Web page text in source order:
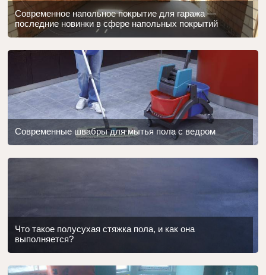
Современное напольное покрытие для гаража —
последние новинки в сфере напольных покрытий
Современные швабры для мытья пола с ведром
Что такое полусухая стяжка пола, и как она
выполняется?